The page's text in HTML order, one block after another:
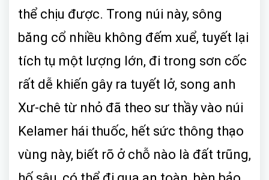
thể chịu được. Trong núi này, sông
băng cổ nhiều không đếm xuể, tuyết lại
tích tụ một lượng lớn, đi trong sơn cốc
rất dễ khiến gây ra tuyết lở, song anh
Xư-chê từ nhỏ đã theo sư thầy vào núi
Kelamer hái thuốc, hết sức thông thạo
vùng này, biết rõ ở chỗ nào là đất trũng,